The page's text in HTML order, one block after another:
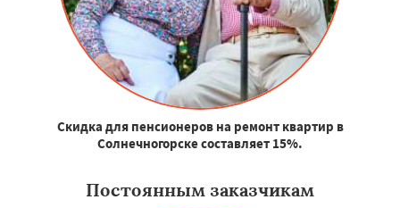
Скидка для пенсионеров на ремонт квартир в
Солнечногорске составляет 15%.
Постоянным заказчикам